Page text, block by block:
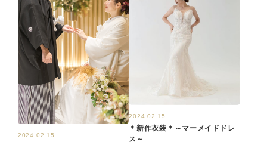
2024.02.15
2024.02.15
＊新作衣装＊～マーメイドドレ
ス～